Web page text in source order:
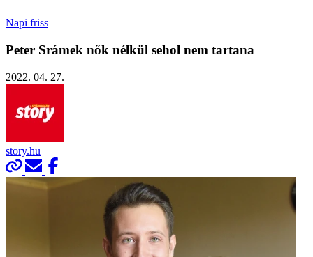
Napi friss
Peter Srámek nők nélkül sehol nem tartana
2022. 04. 27.
story.hu